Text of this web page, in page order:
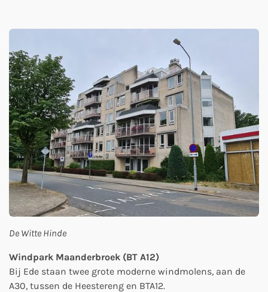
De Witte Hinde
Windpark Maanderbroek (BT A12)
Bij Ede staan twee grote moderne windmolens, aan de
A30, tussen de Heestereng en BTA12.